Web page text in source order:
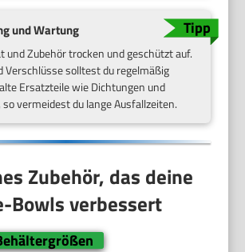
und Wartung
und Zubehör trocken und geschützt auf.
Verschlüsse solltest du regelmäßig
Ersatzteile wie Dichtungen und
vermeidest du lange Ausfallzeiten.
Zubehör, das deine
Bowls verbessert